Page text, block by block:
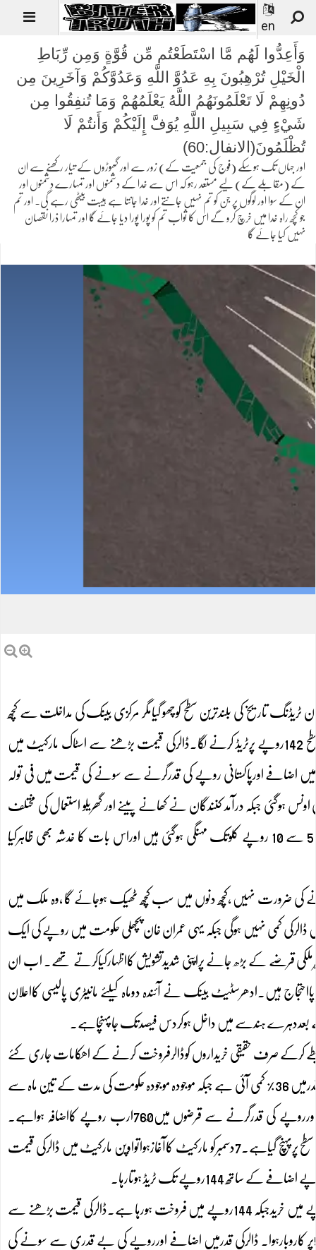
en
وَأَعِدُّوا لَهُم مَّا اسْتَطَعْتُم مِّن قُوَّةٍ وَمِن رِّبَاطِ
الْخَيْلِ تُرْهِبُونَ بِهِ عَدُوَّ اللَّهِ وَعَدُوَّكُمْ وَآخَرِينَ مِن
دُونِهِمْ لَا تَعْلَمُونَهُمُ اللَّهُ يَعْلَمُهُمْ وَمَا تُنفِقُوا مِن
شَيْءٍ فِي سَبِيلِ اللَّهِ يُوَفَّ إِلَيْكُمْ وَأَنتُمْ لَا
تُظْلَمُونَ(الانفال:60)
اور جہاں تک ہوسکے (فوج کی جمعیت کے) زور سے اور گھوڑوں کے تیار رکھنے سے ان
کے (مقابلے کے) لیے مستعد رہو کہ اس سے خدا کے دشمنوں اور تمہارے دشمنوں اور
ان کے سوا اور لوگوں پر جن کو تم نہیں جانتے اور خدا جانتا ہے ہیبت بیٹھی رہے گی۔ اور تم
جو کچھ راہ خدا میں خرچ کرو گے اس کا ثواب تم کو پورا پورا دیا جائے گا اور تمہارا ذرا نقصان
نہیں کیا جائے گا
ٹریڈنگ تاریخ کی بلندترین سطح کوچھو گیامگر مرکزی بینک کی مداخلت سے کچھ
نیچے آگیا۔کاروباری ہفتے کے آخری روزانٹر بینک میں ڈالر8روپے اضافے سے تاریخ کی بلندترین سطح 142روپے پرٹریڈ کرنے لگا۔ڈالرکی قیمت بڑھنے سے اسٹاک مارکیٹ میں
کی کمی کے بعد 40ہزار 540 پرکاروبارہوا۔ڈالرکی قدرمیں اضافے اورپاکستانی روپے کی قدرگرنے سے سونے کی قیمت میں فی تولہ
تاریخ کابلندترین اضافہ ہوا ۔ عالمی مارکیٹ میں سونے کی قدر 3 ڈالرکم ہوکر1122ڈالرفی اونس ہوگئی جبکہ درآمد کنندگان نے کھانے پینے اور گھریلو استعمال کی مختلف
اشیاء کے دام بڑھنے کاعندیہ دیاہے۔خشک دودھ ،کھانے پکانے کاتیل، چائے کی پتی اوردالیں 5 سے 10 روپے کلوتک مہنگی ہوگئی ہیں اوراس بات کا خدشہ بھی ظاہرکیا
کی ضرورت نہیں ،کچھ دنوں میں سب کچھ ٹھیک ہوجائے گا ،وہ ملک میں
ڈالرکی کمی نہیں ہوگی جبکہ یہی عمران خان پچھلی حکومت میں روپے کی ایک
قرضے کے بڑھ جانے پراپنی شدیدتشویش کااظہارکیاکرتے تھے۔ اب ان
ہیں۔ادھرسٹیٹ بینک نے آئندہ دوماہ کیلئے مانیٹری پالیسی کااعلان
ہندسے میں داخل ہوکردس فیصدتک جاپہنچاہے۔
کرکے صرف حقیقی خریداروں کوڈالرفروخت کرنے کے اھکامات جاری کئے
جس سے ڈالر142روپے سے نیچے آیا۔گزشتہ ایک سال کے دوراان ڈالرکے مقابلے میں روپے کی قدرمیں 36٪ کمی آئی ہے جبکہ موجودہ موجودہ حکومت کی مدت کے تین ماہ سے
زائد کے دوران اب تک ڈالرکی قدرمیں 18روپے کاریکارڈاضافہ ہواہے۔انٹر بینک میں ڈالر مہنگااورروپے کی قدرگرنے سے قرضوں میں760ْارب روپے کااضافہ ہواہے۔
انٹربینک مارکیٹ میں روپے کی قدرمیں بدترین اور بے رحم کمی کے بعد امریکی ڈالرتاریخ کی بلندترین سطح پرپہنچ گیاہے۔7دسمبرکو مارکیٹ کاآغازہواتواوپن مارکیٹ میں ڈالرکی قیمت
دوسری جانب روپے کی قدرمیں کمی اوپن مارکیٹ میں بھی دیکھی جارہی ہے اورایک ڈالر138 روپے میں خریدجبکہ 144روپے میں فروخت ہورہا ہے۔ڈالرکی قیمت بڑھنے سے
اسٹاک مارکیٹ میں شدیدمندی کارحجان رہا۔100انڈیکس میں 89پوائنٹس کی کمی کے بعد40ہزار540پر کاروبارہوا۔ ڈالرکی قدرمیں اضافے اورروپے کی بے قدری سے سونے کی